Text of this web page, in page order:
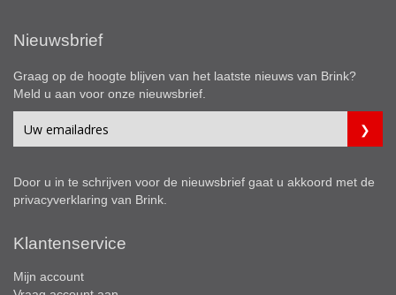
Nieuwsbrief
Graag op de hoogte blijven van het laatste nieuws van Brink?
Meld u aan voor onze nieuwsbrief.
Door u in te schrijven voor de nieuwsbrief gaat u akkoord met de
privacyverklaring van Brink.
Klantenservice
Mijn account